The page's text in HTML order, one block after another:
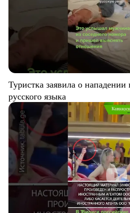
Туристка заявила о нападении
русского языка